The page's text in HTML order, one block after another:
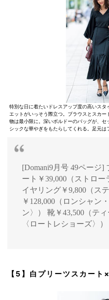
特別な日に着たいドレスアップ度の高いス
エットがいっそう際立つ。ブラウスとスカ
物は最小限に。深いボルドーのバッグが、セ
シックな華やぎをもたらしてくれる。足元は
[Domani9月号 49ページ]
ート￥39,000（ストロー
イヤリング￥9,800（ス
￥128,000（ロンシャン
ン〉） 靴￥43,500（テ
〈ロートレショーズ〉）
【5】白プリーツスカート